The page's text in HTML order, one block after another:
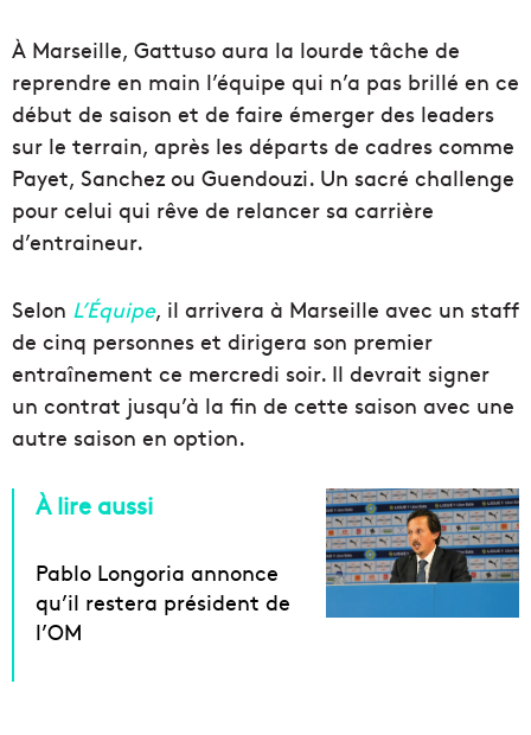
À Marseille, Gattuso aura la lourde tâche de
reprendre en main l’équipe qui n’a pas brillé en ce
début de saison et de faire émerger des leaders
sur le terrain, après les départs de cadres comme
Payet, Sanchez ou Guendouzi. Un sacré challenge
pour celui qui rêve de relancer sa carrière
d’entraineur.
Selon L’Équipe, il arrivera à Marseille avec un staff
de cinq personnes et dirigera son premier
entraînement ce mercredi soir. Il devrait signer
un contrat jusqu’à la fin de cette saison avec une
autre saison en option.
À lire aussi
Pablo Longoria annonce
qu’il restera président de
l’OM